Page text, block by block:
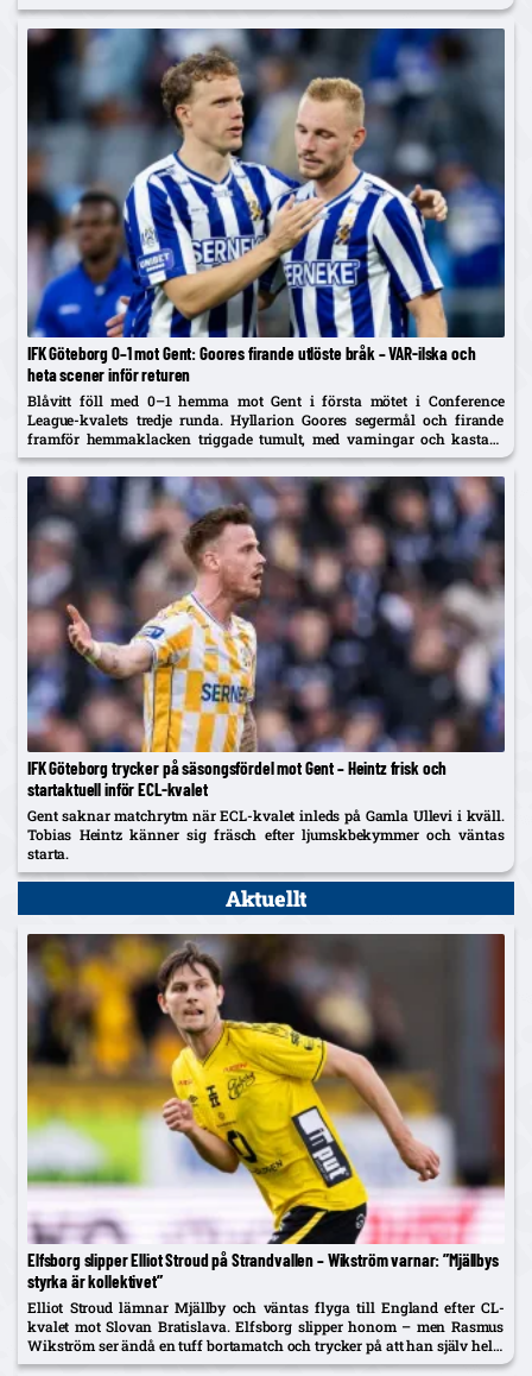
Tolf varnades och Erlingmark sågar domarinsatsen.
IFK Göteborg 0–1 mot Gent: Goores firande utlöste bråk – VAR-ilska och
heta scener inför returen
Blåvitt föll med 0–1 hemma mot Gent i första mötet i Conference
League-kvalets tredje runda. Hyllarion Goores segermål och firande
framför hemmaklacken triggade tumult, med varningar och kastade
föremål. Efter paus rasade IFK-spelare mot en tidig avblåsning trots
VAR –...
IFK Göteborg trycker på säsongsfördel mot Gent – Heintz frisk och
startaktuell inför ECL-kvalet
Gent saknar matchrytm när ECL-kvalet inleds på Gamla Ullevi i kväll.
Tobias Heintz känner sig fräsch efter ljumskbekymmer och väntas
starta.
Aktuellt
Elfsborg slipper Elliot Stroud på Strandvallen – Wikström varnar: ”Mjällbys
styrka är kollektivet”
Elliot Stroud lämnar Mjällby och väntas flyga till England efter CL-
kvalet mot Slovan Bratislava. Elfsborg slipper honom – men Rasmus
Wikström ser ändå en tuff bortamatch och trycker på att han själv helst
spelar mittback.